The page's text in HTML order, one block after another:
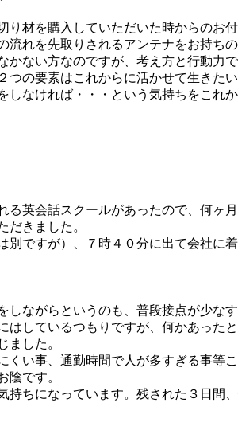
材を購入していただいた時からのお
れを先取りされるアンテナをお持ち
ない方なのですが、考え方と行動力
の要素はこれからに活かせて生きたい
なければ・・・という気持ちをこれ
英会話スクールがあったので、何ヶ
だきました。
ですが）、７時４０分に出て会社に
ながらというのも、普段接点が少な
しているつもりですが、何かあった
ました。
い事、通勤時間で人が多すぎる事等
陰です。
ちになっています。残された３日間